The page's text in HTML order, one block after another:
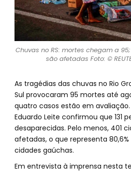
Chuvas no RS: mortes chegam a
são afetadas Foto: ©
As tragédias das chuvas no Rio
Sul provocaram 95 mortes até
quatro casos estão em
Eduardo Leite confirmou que 131
desaparecidas. Pelo menos, 401
afetadas, o que representa
cidades gaúchas.
Em entrevista à imprensa nesta